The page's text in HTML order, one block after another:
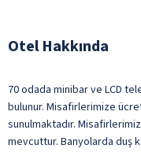
Otel Hakkında
70 odada minibar ve LCD
bulunur. Misafirlerimize
sunulmaktadır.
mevcuttur. Banyolarda duş